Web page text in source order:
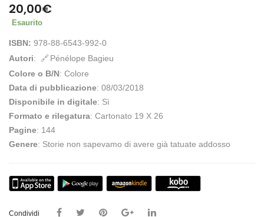
20,00€
Esaurito
ISBN: 978-88-6543-992-0
Autori:
Pénélope Bagieu
Colore o B/N: Colore
Data di pubblicazione: 08/03/2018
Disponibile in digitale: Sì
Formato e rilegatura: Cartonato 19 X 26
Pagine: 144
Genere: Storie non sapevamo di avere già tatuate addosso
Condividi